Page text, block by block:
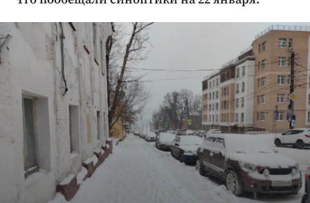
Криминал
Культура
Недвижимость и ЖКХ
Образование
Общество
Погода
Праздники
Происшествия
Спорт
Экономика и бизнес